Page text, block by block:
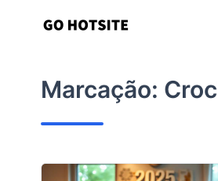
conteúdoMarcação: